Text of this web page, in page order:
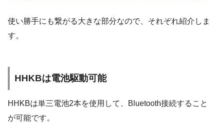
使い勝手にも繋がる大きな部分なので、それぞれ紹介しま
す。
HHKBは電池駆動可能
HHKBは単三電池2本を使用して、Bluetooth接続すること
が可能です。